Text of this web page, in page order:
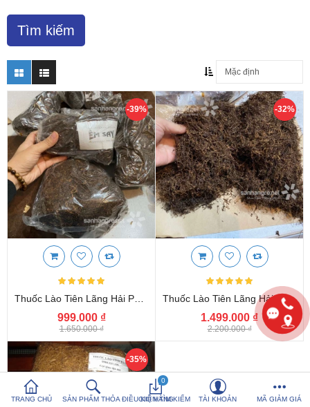
Sản phẩm khác
Tin tức
So sánh sản
phẩm (%s)
Yêu thích (0)
Hotline:0816 505 655
Tải App SanHangRe nhận Quà
TRANG CHỦ SẢN PHẨM THỎA ĐIỀU KIỆN TÌM KIẾM
0
GIỎ HÀNG TÀI KHOẢN MÃ GIẢM GIÁ
-39%
999.000 ₫
1.650.000 ₫
-32%
Thuốc Lào Tiên Lãng Hải Phòng Loại Cao Cấp - Giá Bán 1kg
1.499.000 ₫
2.200.000 ₫
-35%